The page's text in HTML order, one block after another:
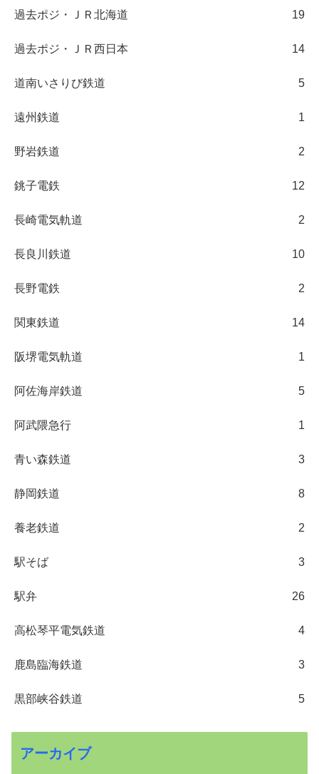
過去ポジ・ＪＲ北海道 19
過去ポジ・ＪＲ西日本 14
道南いさりび鉄道 5
遠州鉄道 1
野岩鉄道 2
銚子電鉄 12
長崎電気軌道 2
長良川鉄道 10
長野電鉄 2
関東鉄道 14
阪堺電気軌道 1
阿佐海岸鉄道 5
阿武隈急行 1
青い森鉄道 3
静岡鉄道 8
養老鉄道 2
駅そば 3
駅弁 26
高松琴平電気鉄道 4
鹿島臨海鉄道 3
黒部峡谷鉄道 5
アーカイブ